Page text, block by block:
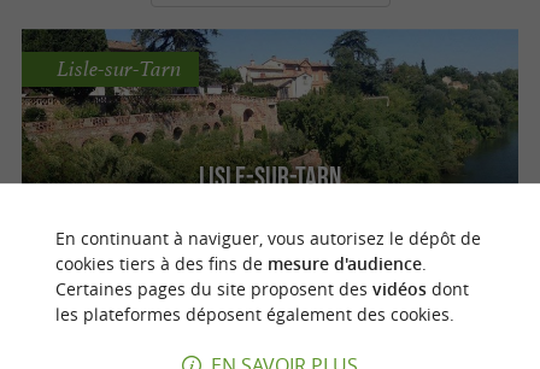
Lisle-sur-Tarn
Lisle-sur-Tarn
En continuant à naviguer, vous autorisez le dépôt de
cookies tiers à des fins de mesure d'audience.
Certaines pages du site proposent des vidéosdont
les plateformes déposent également des cookies.